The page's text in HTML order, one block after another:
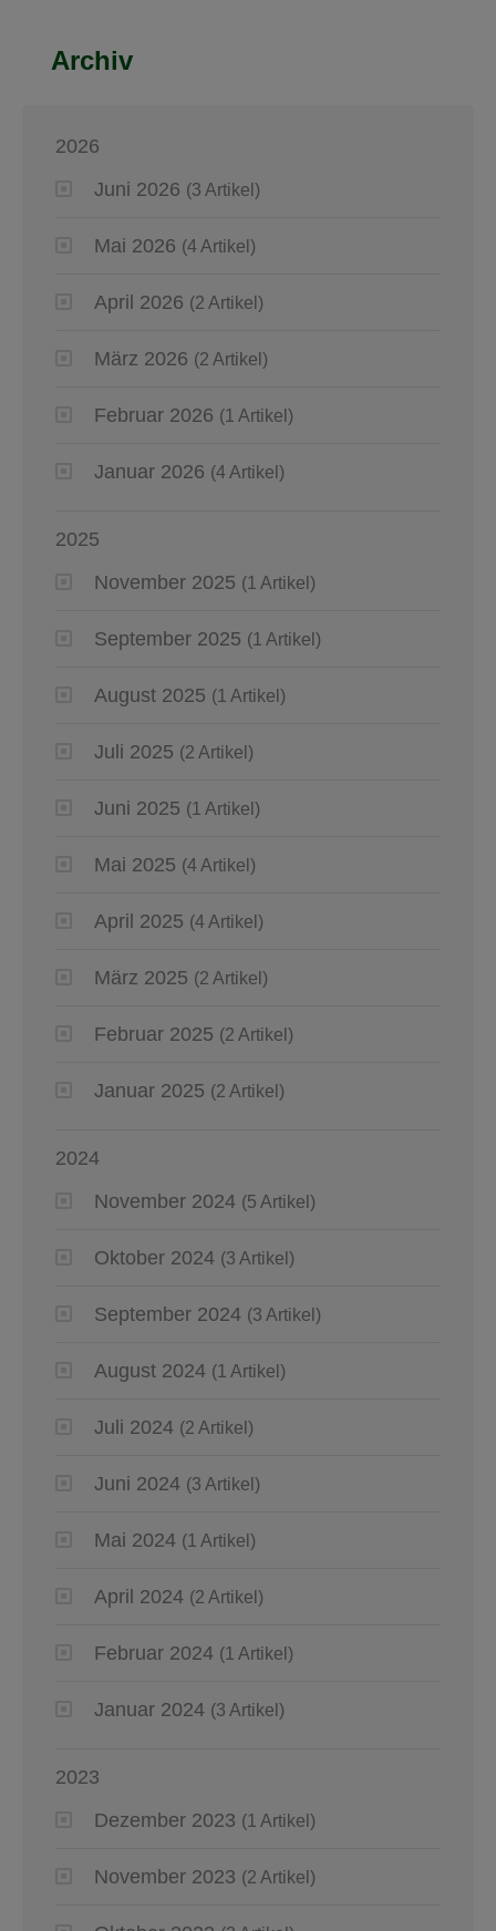
Archiv
2026
Juni 2026 (3 Artikel)
Mai 2026 (4 Artikel)
April 2026 (2 Artikel)
März 2026 (2 Artikel)
Februar 2026 (1 Artikel)
Januar 2026 (4 Artikel)
2025
November 2025 (1 Artikel)
September 2025 (1 Artikel)
August 2025 (1 Artikel)
Juli 2025 (2 Artikel)
Juni 2025 (1 Artikel)
Mai 2025 (4 Artikel)
April 2025 (4 Artikel)
März 2025 (2 Artikel)
Februar 2025 (2 Artikel)
Januar 2025 (2 Artikel)
2024
November 2024 (5 Artikel)
Oktober 2024 (3 Artikel)
September 2024 (3 Artikel)
August 2024 (1 Artikel)
Juli 2024 (2 Artikel)
Juni 2024 (3 Artikel)
Mai 2024 (1 Artikel)
April 2024 (2 Artikel)
Februar 2024 (1 Artikel)
Januar 2024 (3 Artikel)
2023
Dezember 2023 (1 Artikel)
November 2023 (2 Artikel)